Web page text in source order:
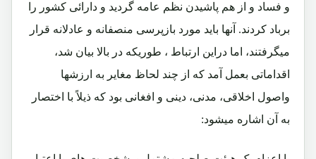
و فساد و از هم پاشیدن نظم عامه گردید و دارائی کشور را
برباد کردند. آنها باید مورد بازپرسی منصفانه و عادلانه قرار
میگرفتند، اما دراین ارتباط ، طوریکه در بالا بیان شد،
اقداماتی بعمل آمد که از چند لحاظ مغایر به ارزشها
واصول اخلاقی، مدنی، دینی و افغانی بود که ذیلاً با اختصار
به آن اشاره میشود: